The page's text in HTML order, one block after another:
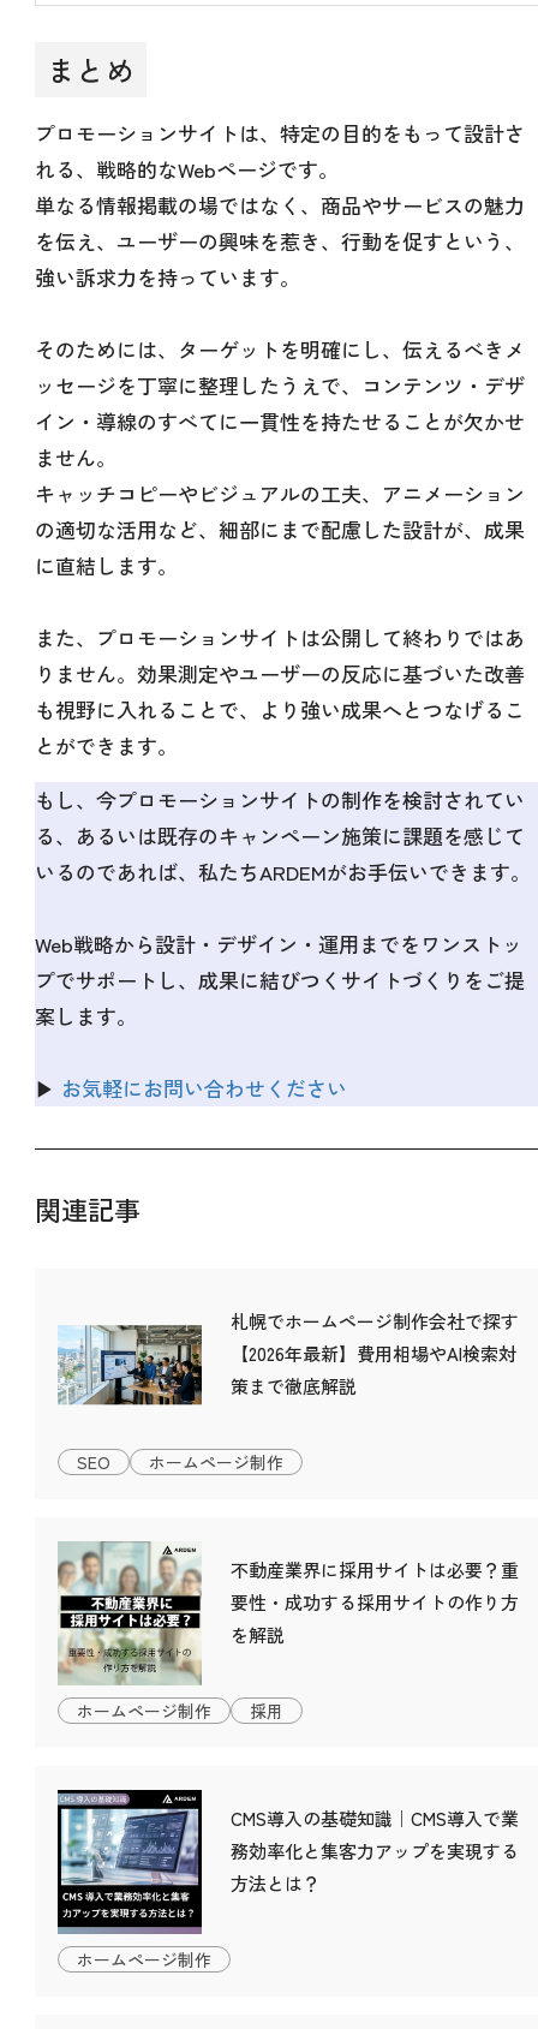
まとめ
プロモーションサイトは、特定の目的をもって設計さ
れる、戦略的なWebページです。
単なる情報掲載の場ではなく、商品やサービスの魅力
を伝え、ユーザーの興味を惹き、行動を促すという、
強い訴求力を持っています。
そのためには、ターゲットを明確にし、伝えるべきメ
ッセージを丁寧に整理したうえで、コンテンツ・デザ
イン・導線のすべてに一貫性を持たせることが欠かせ
ません。
キャッチコピーやビジュアルの工夫、アニメーション
の適切な活用など、細部にまで配慮した設計が、成果
に直結します。
また、プロモーションサイトは公開して終わりではあ
りません。効果測定やユーザーの反応に基づいた改善
も視野に入れることで、より強い成果へとつなげるこ
とができます。
もし、今プロモーションサイトの制作を検討されてい
る、あるいは既存のキャンペーン施策に課題を感じて
いるのであれば、私たちARDEMがお手伝いできます。
Web戦略から設計・デザイン・運用までをワンストッ
プでサポートし、成果に結びつくサイトづくりをご提
案します。
▶ お気軽にお問い合わせください
関連記事
札幌でホームページ制作会社で探す
【2026年最新】費用相場やAI検索対
策まで徹底解説
SEO ホームページ制作
不動産業界に採用サイトは必要？重
要性・成功する採用サイトの作り方
を解説
ホームページ制作 採用
CMS導入の基礎知識｜CMS導入で業
務効率化と集客力アップを実現する
方法とは？
ホームページ制作